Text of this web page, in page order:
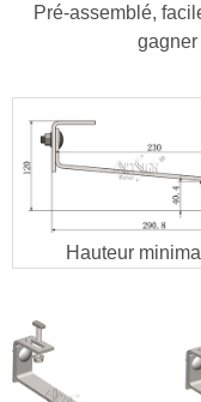
Pré-assemblé,
gagner
Hauteur